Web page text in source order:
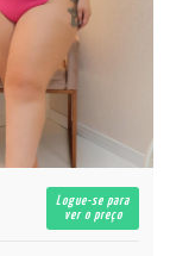
Logue-se para
ver o preço